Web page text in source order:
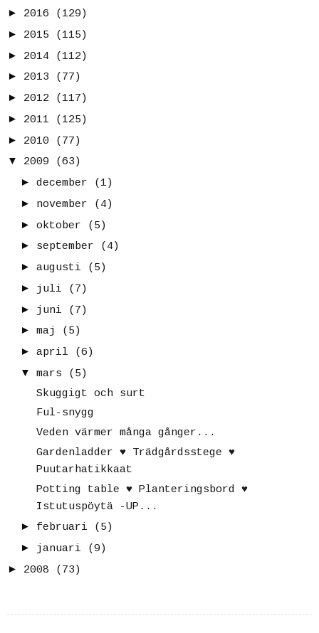
► 2016
(129)
► 2015
(115)
► 2014
(112)
► 2013
(77)
► 2012
(117)
► 2011
(125)
► 2010
(77)
▼
2009
(63)
► december
(1)
► november
(4)
► oktober
(5)
► september
(4)
► augusti
(5)
► juli
(7)
► juni
(7)
► maj
(5)
► april
(6)
▼
mars
(5)
Skuggigt och surt
Ful-snygg
Veden värmer många gånger...
Gardenladder ♥ Trädgårdsstege ♥
Puutarhatikkaat
Potting table ♥ Planteringsbord ♥
Istutuspöytä -UP...
► februari
(5)
► januari
(9)
► 2008 (73)